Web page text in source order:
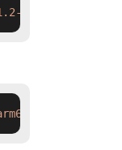
linuxarm64#'
&&